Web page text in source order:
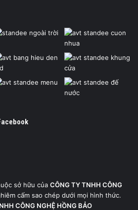
sở hữu của CÔNG TY TNHH CÔNG
cấm sao chép dưới mọi hình thức.
CÔNG NGHỆ HỒNG BẢO